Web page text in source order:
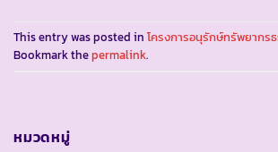
This entry was posted in โครงการอนุรักษ์ทรัพยากร
Bookmark thepermalink.
หมวดหมู่